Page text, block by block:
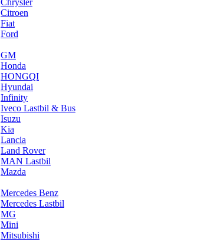
Chrysler
Citroen
Fiat
Ford
GM
Honda
HONGQI
Hyundai
Infinity
Iveco Lastbil & Bus
Isuzu
Kia
Lancia
Land Rover
MAN Lastbil
Mazda
Mercedes Benz
Mercedes Lastbil
MG
Mini
Mitsubishi